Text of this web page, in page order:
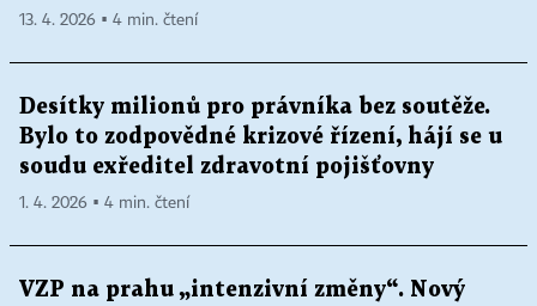
13. 4. 2026 ▪ 4 min. čtení
Desítky milionů pro právníka bez soutěže.
Bylo to zodpovědné krizové řízení, hájí se u
soudu exředitel zdravotní pojišťovny
1. 4. 2026 ▪ 4 min. čtení
VZP na prahu „intenzivní změny“. Nový